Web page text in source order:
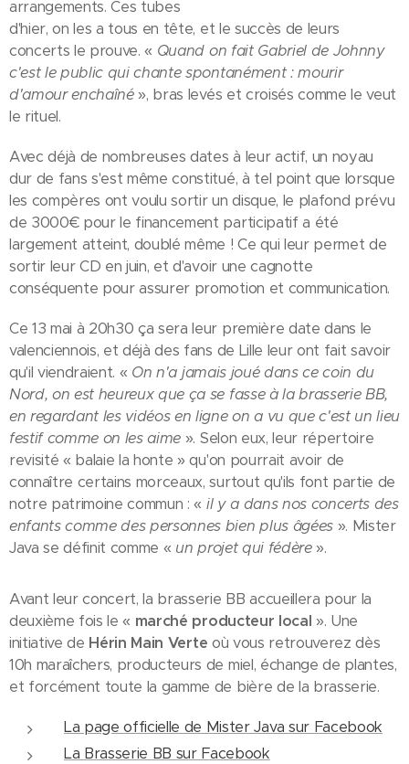
arrangements. Ces tubes
d'hier, on les a tous en tête, et le succès de leurs
concerts le prouve. « Quand on fait Gabriel de Johnny
c'est le public qui chante spontanément : mourir
d'amour enchaîné», bras levés et croisés comme le veut
le rituel.
Avec déjà de nombreuses dates à leur actif, un noyau
dur de fans s'est même constitué, à tel point que lorsque
les compères ont voulu sortir un disque, le plafond prévu
de 3000€ pour le financement participatif a été
largement atteint, doublé même ! Ce qui leur permet de
sortir leur CD en juin, et d'avoir une cagnotte
conséquente pour assurer promotion et communication.
Ce 13 mai à 20h30 ça sera leur première date dans le
valenciennois, et déjà des fans de Lille leur ont fait savoir
qu'il viendraient. « On n'a jamais joué dans ce coin du
Nord, on est heureux que ça se fasse à la brasserie BB,
en regardant les vidéos en ligne on a vu que c'est un lieu
festif comme on les aime ». Selon eux, leur répertoire
revisité « balaie la honte » qu'on pourrait avoir de
connaître certains morceaux, surtout qu'ils font partie de
notre patrimoine commun : « il y a dans nos concerts des
enfants comme des personnes bien plus âgées ». Mister
Java se définit comme « un projet qui fédère».
Avant leur concert, la brasserie BB accueillera pour la
deuxième fois le « marché producteur local ». Une
initiative de Hérin Main Verte où vous retrouverez dès
10h maraîchers, producteurs de miel, échange de plantes,
et forcément toute la gamme de bière de la brasserie.
La page officielle de Mister Java sur Facebook
La Brasserie BB sur Facebook